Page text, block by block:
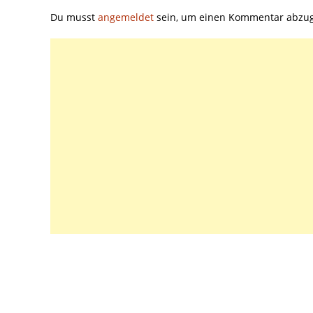
Du musst angemeldet sein, um einen Kommentar